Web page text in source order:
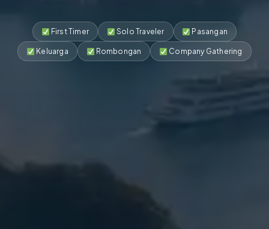
First Timer Solo Traveler Pasangan
Keluarga Rombongan Company Gathering